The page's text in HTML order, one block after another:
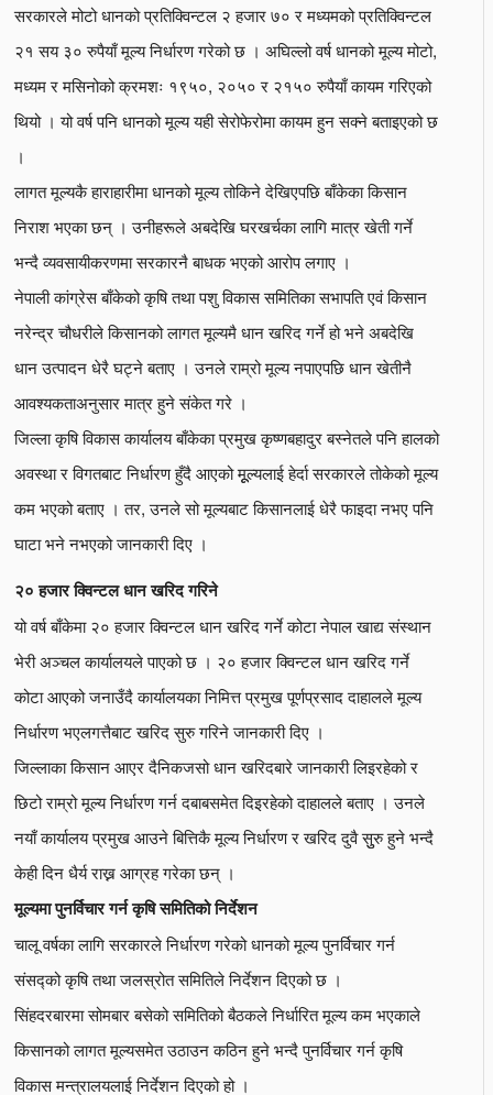
सरकारले मोटो धानको प्रतिक्विन्टल २ हजार ७० र मध्यमको प्रतिक्विन्टल
२१ सय ३० रुपैयाँ मूल्य निर्धारण गरेको छ । अघिल्लो वर्ष धानको मूल्य मोटो,
मध्यम र मसिनोको क्रमशः १९५०, २०५० र २१५० रुपैयाँ कायम गरिएको
थियो । यो वर्ष पनि धानको मूल्य यही सेरोफेरोमा कायम हुन सक्ने बताइएको छ
।
लागत मूल्यकै हाराहारीमा धानको मूल्य तोकिने देखिएपछि बाँकेका किसान
निराश भएका छन् । उनीहरूले अबदेखि घरखर्चका लागि मात्र खेती गर्ने
भन्दै व्यवसायीकरणमा सरकारनै बाधक भएको आरोप लगाए ।
नेपाली कांग्रेस बाँकेको कृषि तथा पशु विकास समितिका सभापति एवं किसान
नरेन्द्र चौधरीले किसानको लागत मूल्यमै धान खरिद गर्ने हो भने अबदेखि
धान उत्पादन धेरै घट्ने बताए । उनले राम्रो मूल्य नपाएपछि धान खेतीनै
आवश्यकताअनुसार मात्र हुने संकेत गरे ।
जिल्ला कृषि विकास कार्यालय बाँकेका प्रमुख कृष्णबहादुर बस्नेतले पनि हालको
अवस्था र विगतबाट निर्धारण हुँदै आएको मूूल्यलाई हेर्दा सरकारले तोकेको मूल्य
कम भएको बताए । तर, उनले सो मूल्यबाट किसानलाई धेरै फाइदा नभए पनि
घाटा भने नभएको जानकारी दिए ।
२० हजार क्विन्टल धान खरिद गरिने
यो वर्ष बाँकेमा २० हजार क्विन्टल धान खरिद गर्ने कोटा नेपाल खाद्य संस्थान
भेरी अञ्चल कार्यालयले पाएको छ । २० हजार क्विन्टल धान खरिद गर्ने
कोटा आएको जनाउँदै कार्यालयका निमित्त प्रमुख पूर्णप्रसाद दाहालले मूल्य
निर्धारण भएलगत्तैबाट खरिद सुरु गरिने जानकारी दिए ।
जिल्लाका किसान आएर दैनिकजसो धान खरिदबारे जानकारी लिइरहेको र
छिटो राम्रो मूल्य निर्धारण गर्न दबाबसमेत दिइरहेको दाहालले बताए । उनले
नयाँ कार्यालय प्रमुख आउने बित्तिकै मूल्य निर्धारण र खरिद दुवै सुुरु हुने भन्दै
केही दिन धैर्य राख्न आग्रह गरेका छन् ।
मूल्यमा पुनर्विचार गर्न कृषि समितिको निर्देशन
चालू वर्षका लागि सरकारले निर्धारण गरेको धानको मूल्य पुनर्विचार गर्न
संसद्को कृषि तथा जलस्रोत समितिले निर्देशन दिएको छ ।
सिंहदरबारमा सोमबार बसेको समितिको बैठकले निर्धारित मूल्य कम भएकाले
किसानको लागत मूल्यसमेत उठाउन कठिन हुने भन्दै पुनर्विचार गर्न कृषि
विकास मन्त्रालयलाई निर्देशन दिएको हो ।